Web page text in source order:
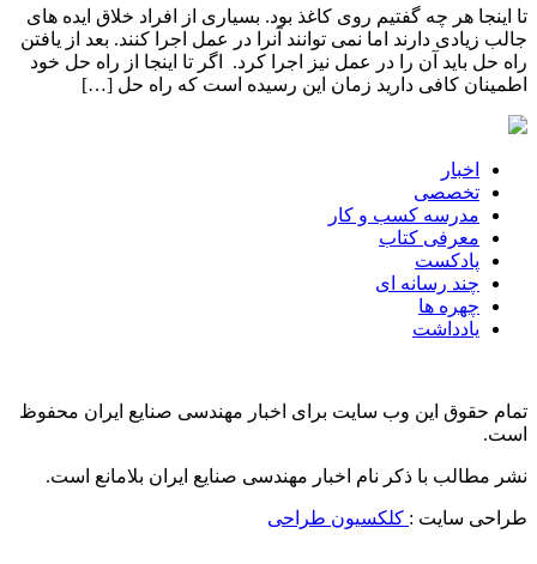
تا اینجا هر چه گفتیم روی کاغذ بود. بسیاری از افراد خلاق ایده های
جالب زیادی دارند اما نمی توانند آنرا در عمل اجرا کنند. بعد از یافتن
راه حل باید آن را در عمل نیز اجرا کرد. اگر تا اینجا از راه حل خود
اطمینان کافی دارید زمان این رسیده است که راه حل […]
اخبار
تخصصی
مدرسه کسب و کار
معرفی کتاب
پادکست
چند رسانه ای
چهره ها
یادداشت
تمام حقوق این وب سایت برای اخبار مهندسی صنایع ایران محفوظ
است.
نشر مطالب با ذکر نام اخبار مهندسی صنایع ایران بلامانع است.
طراحی سایت : کلکسیون طراحی